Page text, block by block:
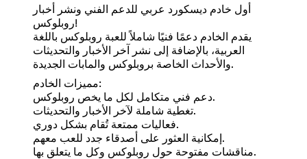
أول خادم ديسكورد عربي للدعم الفني ونشر أخبار
روبلوكس!
يقدم الخادم دعمًا فنيًا شاملاً للعبة روبلوكس باللغة
العربية، بالإضافة إلى نشر آخر الأخبار والتحديثات
والأحداث الخاصة بروبلوكس والمابات الجديدة.
مميزات الخادم:
دعم فني متكامل لكل ما يخص روبلوكس.
تغطية شاملة لآخر الأخبار والتحديثات.
فعاليات ممتعة تُقام بشكل دوري.
إمكانية العثور على أصدقاء جدد للعب معهم.
مناقشات مفتوحة حول روبلوكس وكل ما يتعلق بها.